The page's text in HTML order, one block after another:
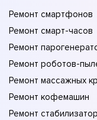
Ремонт смартфонов
Ремонт смарт-часов
Ремонт
Ремонт роботов-
Ремонт массажных
Ремонт кофемашин
Ремонт